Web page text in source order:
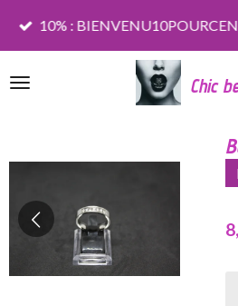
Passer
principal
Chic
10% :